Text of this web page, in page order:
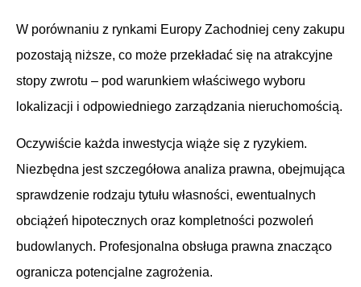
W porównaniu z rynkami Europy Zachodniej ceny zakupu
pozostają niższe, co może przekładać się na atrakcyjne
stopy zwrotu – pod warunkiem właściwego wyboru
lokalizacji i odpowiedniego zarządzania nieruchomością.
Oczywiście każda inwestycja wiąże się z ryzykiem.
Niezbędna jest szczegółowa analiza prawna, obejmująca
sprawdzenie rodzaju tytułu własności, ewentualnych
obciążeń hipotecznych oraz kompletności pozwoleń
budowlanych. Profesjonalna obsługa prawna znacząco
ogranicza potencjalne zagrożenia.